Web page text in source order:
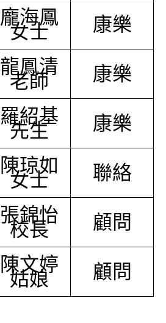
龐海鳳
女士 康樂
龍鳳清
老師 康樂
羅紹基
先生 康樂
陳琼如
女士 聯絡
張錦怡
校長 顧問
陳文婷
姑娘 顧問